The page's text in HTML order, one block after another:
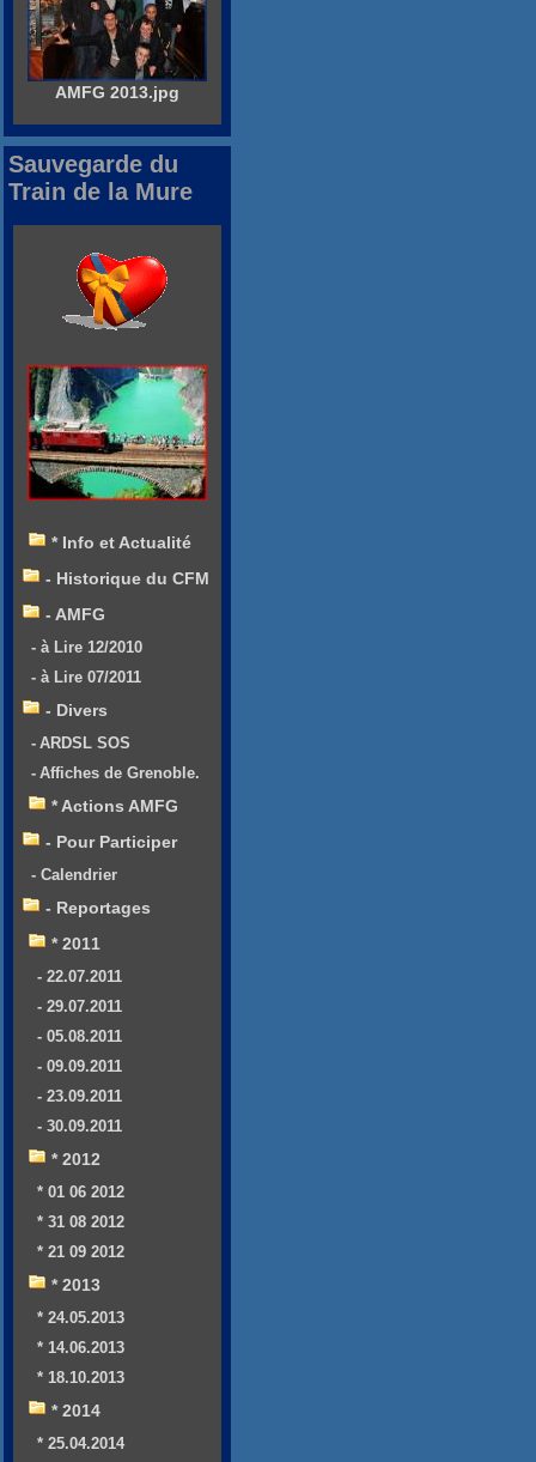
AMFG 2013.jpg
Sauvegarde du
Train de la Mure
* Info et Actualité
- Historique du CFM
- AMFG
- à Lire 12/2010
- à Lire 07/2011
- Divers
- ARDSL SOS
- Affiches de Grenoble.
* Actions AMFG
- Pour Participer
- Calendrier
- Reportages
* 2011
- 22.07.2011
- 29.07.2011
- 05.08.2011
- 09.09.2011
- 23.09.2011
- 30.09.2011
* 2012
* 01 06 2012
* 31 08 2012
* 21 09 2012
* 2013
* 24.05.2013
* 14.06.2013
* 18.10.2013
* 2014
* 25.04.2014